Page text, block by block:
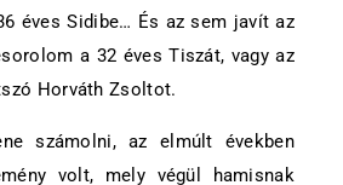
éves Sidibe… És az sem javít az
a 32 éves Tiszát, vagy az
Horváth Zsoltot.
számolni, az elmúlt években
volt, mely végül hamisnak